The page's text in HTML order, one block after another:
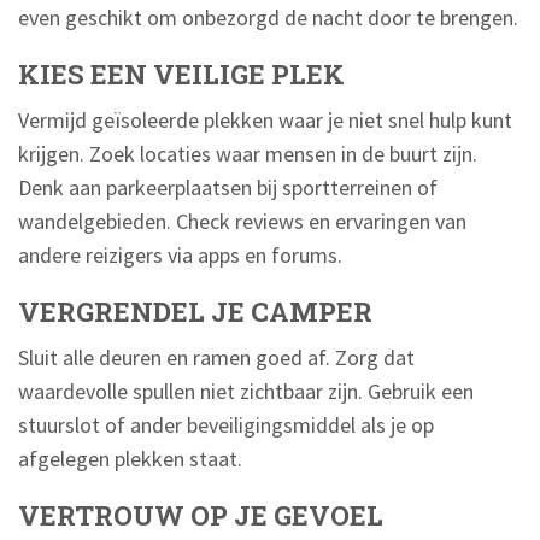
even geschikt om onbezorgd de nacht door te brengen.
KIES EEN VEILIGE PLEK
Vermijd geïsoleerde plekken waar je niet snel hulp kunt
krijgen. Zoek locaties waar mensen in de buurt zijn.
Denk aan parkeerplaatsen bij sportterreinen of
wandelgebieden. Check reviews en ervaringen van
andere reizigers via apps en forums.
VERGRENDEL JE CAMPER
Sluit alle deuren en ramen goed af. Zorg dat
waardevolle spullen niet zichtbaar zijn. Gebruik een
stuurslot of ander beveiligingsmiddel als je op
afgelegen plekken staat.
VERTROUW OP JE GEVOEL